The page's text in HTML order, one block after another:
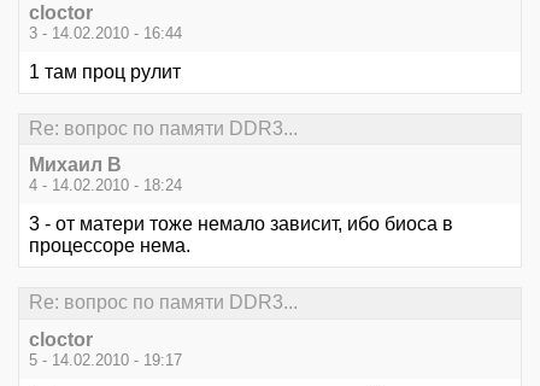
cloctor
3 - 14.02.2010 - 16:44
1 там проц рулит
Re: вопрос по памяти DDR3...
Михаил В
4 - 14.02.2010 - 18:24
3 - от матери тоже немало зависит, ибо биоса в
процессоре нема.
Re: вопрос по памяти DDR3...
cloctor
5 - 14.02.2010 - 19:17